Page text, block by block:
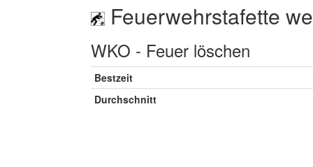
Feuerwehrstafette
WKO - Feuer löschen
Bestzeit
Durchschnitt